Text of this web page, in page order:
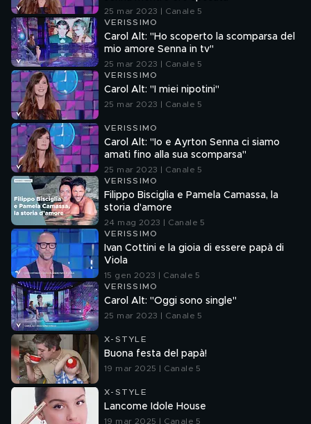
25 mar 2023 | Canale 5
VERISSIMO
Carol Alt: "Ho scoperto la scomparsa del
mio amore Senna in tv"
25 mar 2023 | Canale 5
VERISSIMO
Carol Alt: "I miei nipotini"
25 mar 2023 | Canale 5
VERISSIMO
Carol Alt: "Io e Ayrton Senna ci siamo
amati fino alla sua scomparsa"
25 mar 2023 | Canale 5
VERISSIMO
Filippo Bisciglia e Pamela Camassa, la
storia d'amore
24 mag 2023 | Canale 5
VERISSIMO
Ivan Cottini e la gioia di essere papà di
Viola
15 gen 2023 | Canale 5
VERISSIMO
Carol Alt: "Oggi sono single"
25 mar 2023 | Canale 5
X-STYLE
Buona festa del papà!
19 mar 2025 | Canale 5
X-STYLE
Lancome Idole House
19 mar 2025 | Canale 5